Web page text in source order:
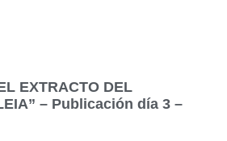
EXTRACTO DEL
– Publicación día 3 –